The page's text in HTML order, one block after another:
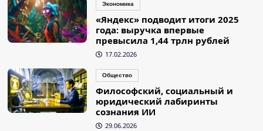
Экономика
«Яндекс» подводит итоги 2025
года: выручка впервые
превысила 1,44 трлн рублей
17.02.2026
Общество
Философский, социальный и
юридический лабиринты
сознания ИИ
29.06.2026